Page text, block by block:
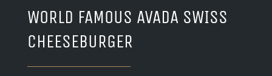
WORLD FAMOUS AVADA SWISS
CHEESEBURGER